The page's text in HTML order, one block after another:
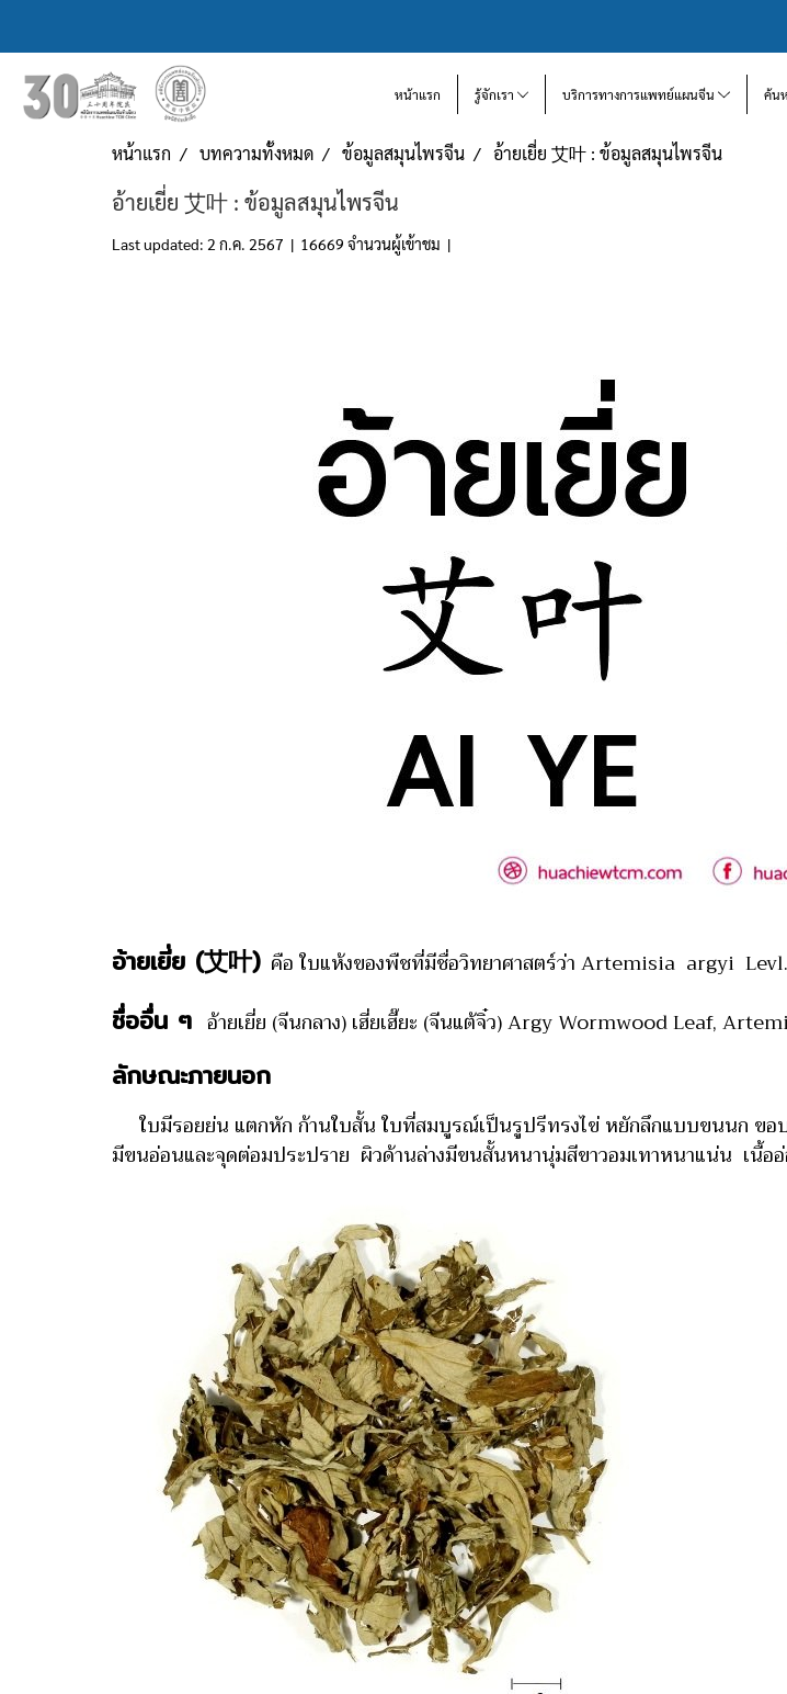
หน้าแรก รู้จักเรา บริการทางการแพทย์แผนจีน ค้น
หน้าแรก บทความทั้งหมด ข้อมูลสมุนไพรจีน อ้ายเยี่ย 艾叶 : ข้อมูลสมุนไพรจีน
อ้ายเยี่ย 艾叶 : ข้อมูลสมุนไพรจีน
Last updated: 2 ก.ค. 2567 | 16669 จำนวนผู้เข้าชม |
อ้ายเยี่ย (艾叶) คือ ใบแห้งของพืชที่มีชื่อวิทยาศาสตร์ว่า Artemisia argyi
ชื่ออื่น ๆ อ้ายเยี่ย (จีนกลาง) เฮี่ยเฮี๊ยะ (จีนแต้จิ๋ว) Argy Wormwood Leaf,
ลักษณะภายนอก
ใบมีรอยย่น แตกหัก ก้านใบสั้น ใบที่สมบูรณ์เป็นรูปรีทรงไข่ หยักลึกแบบขนนก ขอ
มีขนอ่อนและจุดต่อมประปราย ผิวด้านล่างมีขนสั้นหนานุ่มสีขาวอมเทาหนาแน่น เนื้